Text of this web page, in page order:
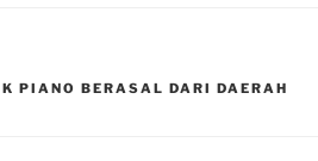
PIANO BERASAL DARI DAERAH